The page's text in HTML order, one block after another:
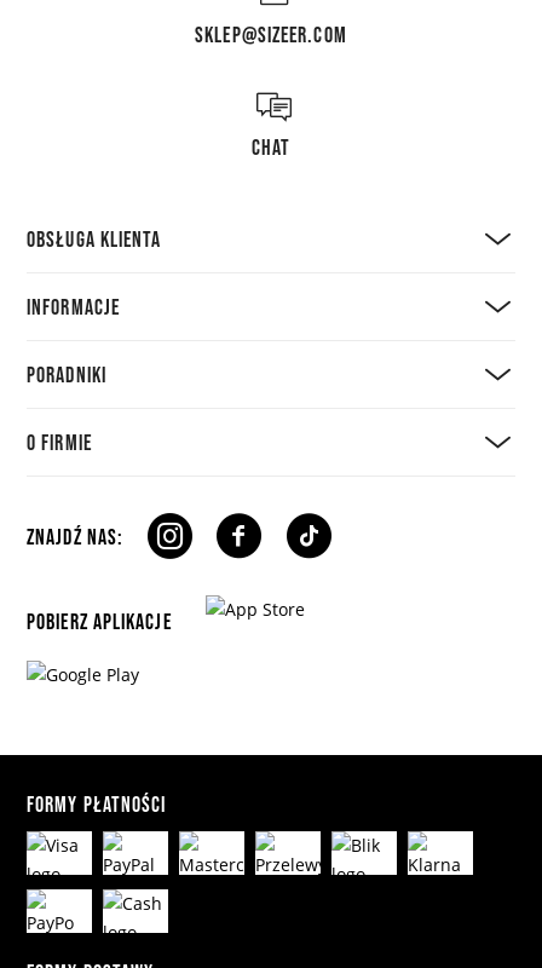
SKLEP@SIZEER.COM
CHAT
OBSŁUGA KLIENTA
INFORMACJE
PORADNIKI
O FIRMIE
ZNAJDŹ NAS:
POBIERZ APLIKACJE
FORMY PŁATNOŚCI